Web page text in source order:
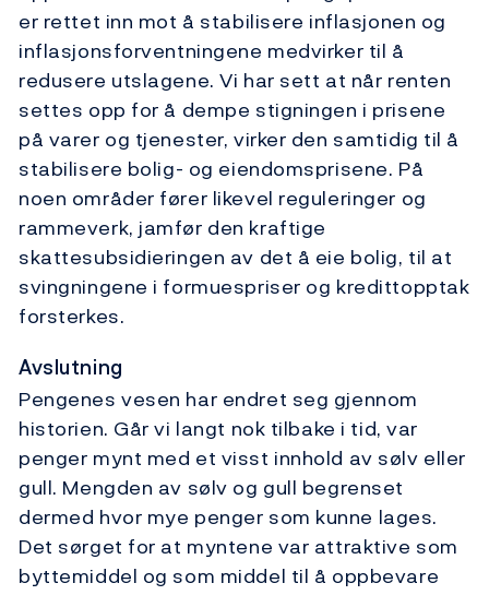
er rettet inn mot å stabilisere inflasjonen og
inflasjonsforventningene medvirker til å
redusere utslagene. Vi har sett at når renten
settes opp for å dempe stigningen i prisene
på varer og tjenester, virker den samtidig til å
stabilisere bolig- og eiendomsprisene. På
noen områder fører likevel reguleringer og
rammeverk, jamfør den kraftige
skattesubsidieringen av det å eie bolig, til at
svingningene i formuespriser og kredittopptak
forsterkes.
Avslutning
Pengenes vesen har endret seg gjennom
historien. Går vi langt nok tilbake i tid, var
penger mynt med et visst innhold av sølv eller
gull. Mengden av sølv og gull begrenset
dermed hvor mye penger som kunne lages.
Det sørget for at myntene var attraktive som
byttemiddel og som middel til å oppbevare